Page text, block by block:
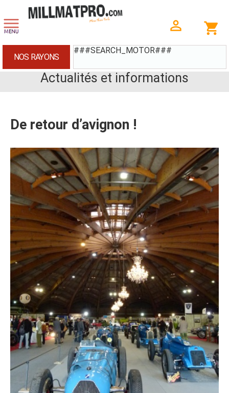
###SEARCH_MOTOR###
NOS RAYONS
Actualités et informations
De retour d’avignon !